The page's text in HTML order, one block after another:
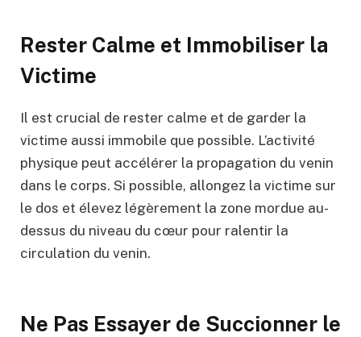
Rester Calme et Immobiliser la
Victime
Il est crucial de rester calme et de garder la
victime aussi immobile que possible. L’activité
physique peut accélérer la propagation du venin
dans le corps. Si possible, allongez la victime sur
le dos et élevez légèrement la zone mordue au-
dessus du niveau du cœur pour ralentir la
circulation du venin.
Ne Pas Essayer de Succionner le